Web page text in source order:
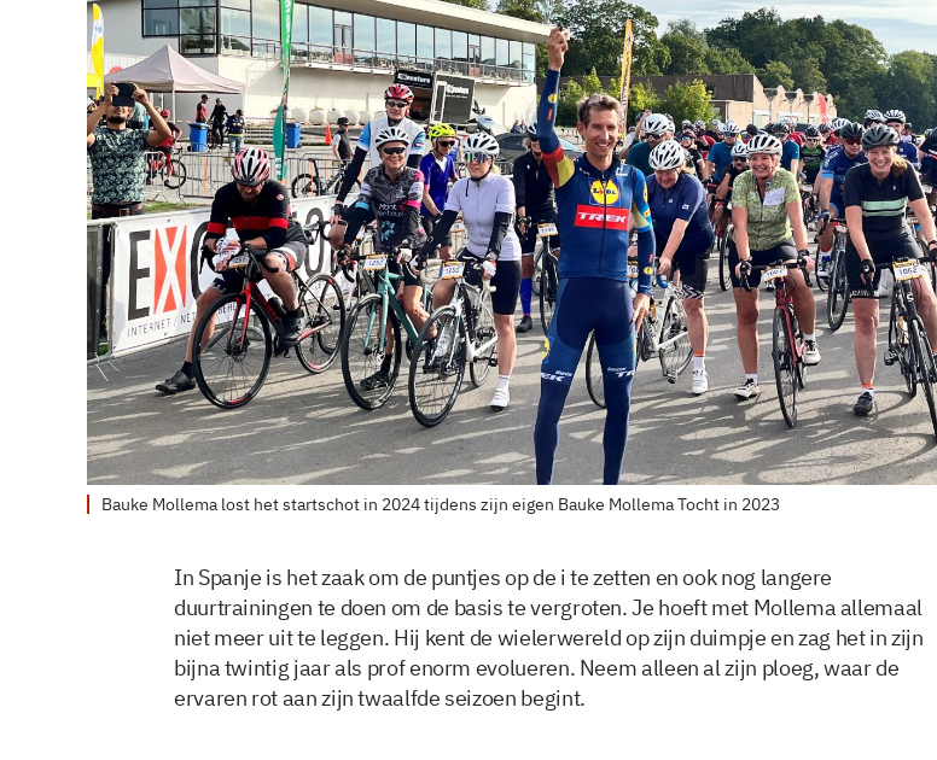
Bauke Mollema lost het startschot in 2024 tijdens zijn eigen Bauke Mollema Tocht in 2023
In Spanje is het zaak om de puntjes op de i te zetten en ook nog langere
duurtrainingen te doen om de basis te vergroten. Je hoeft met Mollema allemaal
niet meer uit te leggen. Hij kent de wielerwereld op zijn duimpje en zag het in zijn
bijna twintig jaar als prof enorm evolueren. Neem alleen al zijn ploeg, waar de
ervaren rot aan zijn twaalfde seizoen begint.